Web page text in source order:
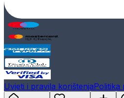
Uvjeti i pravila korištenjaPolitika